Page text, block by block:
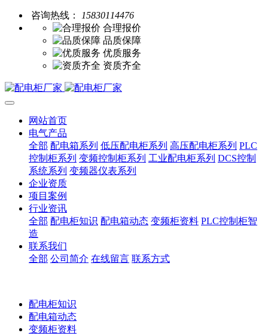
咨询热线：
15830114476
合理报价
品质保障
优质服务
资质齐全
网站首页
电气产品
全部 配电箱系列 低压配电柜系列 高压配电柜系列 PLC
控制柜系列 变频控制柜系列 工业配电柜系列 DCS控制
系统系列 变频器仪表系列
企业资质
项目案例
行业资讯
全部 配电柜知识 配电箱动态 变频柜资料 PLC控制柜智
造
联系我们
全部 公司简介 在线留言 联系方式
配电柜知识
配电箱动态
变频柜资料